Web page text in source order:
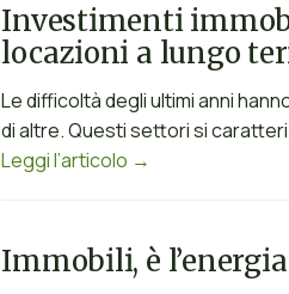
Investimenti
locazioni a lungo
Le difficoltà degli ultimi anni
di altre. Questi settori si
Leggi l’articolo →
Immobili, è